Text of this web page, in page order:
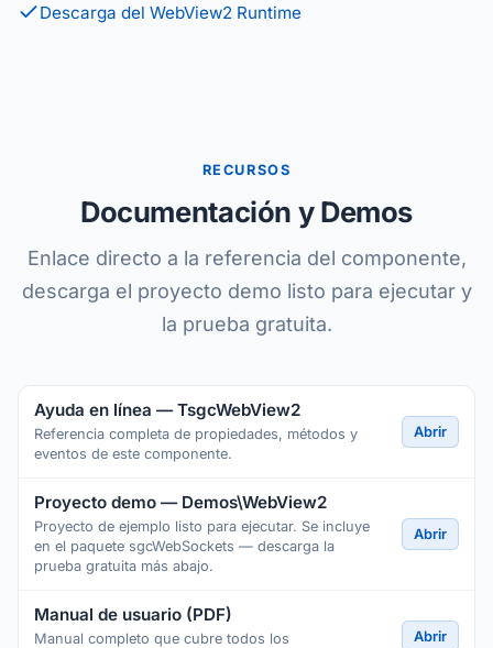
Descarga del WebView2 Runtime
RECURSOS
Documentación y Demos
Enlace directo a la referencia del componente,
descarga el proyecto demo listo para ejecutar y
la prueba gratuita.
Ayuda en línea — TsgcWebView2
Referencia completa de propiedades, métodos y
eventos de este componente.
Abrir
Proyecto demo — Demos\WebView2
Proyecto de ejemplo listo para ejecutar. Se incluye
en el paquete sgcWebSockets — descarga la
prueba gratuita más abajo.
Abrir
Manual de usuario (PDF)
Manual completo que cubre todos los
Abrir